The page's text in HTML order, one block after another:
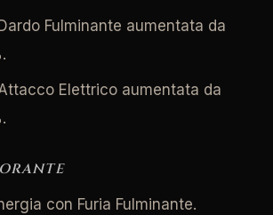
Fulminante aumentata da
Elettrico aumentata da
con Furia Fulminante.